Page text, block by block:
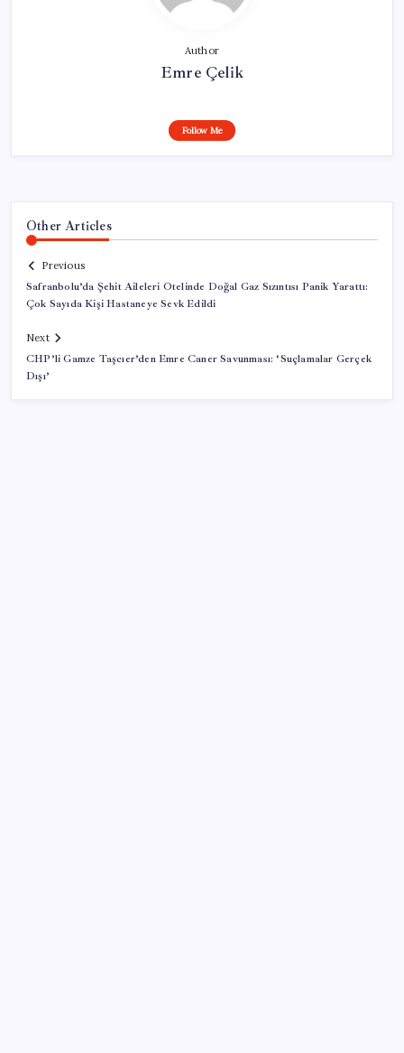
Author
Emre Çelik
Follow Me
Other Articles
Previous
Safranbolu’da Şehit Aileleri Otelinde Doğal Gaz Sızıntısı Panik Yarattı:
Çok Sayıda Kişi Hastaneye Sevk Edildi
Next
CHP’li Gamze Taşcıer’den Emre Caner Savunması: ‘Suçlamalar Gerçek
Dışı’